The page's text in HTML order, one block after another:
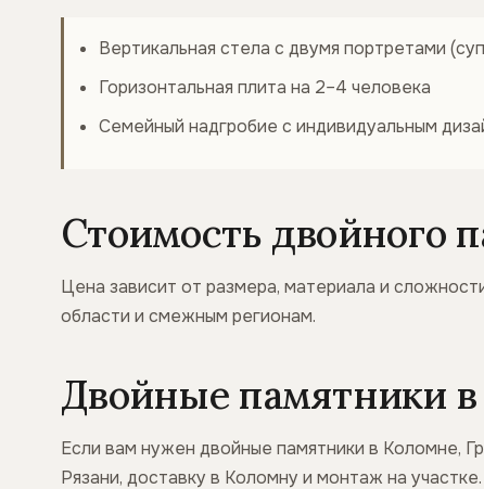
Вертикальная стела с двумя портретами
Горизонтальная плита на 2–4 человека
Семейный надгробие с индивидуальным
Стоимость двойного
Цена зависит от размера, материала и
области и смежным регионам.
Двойные памятники в
Если вам нужен двойные памятники в Коломне,
Рязани, доставку в Коломну и монтаж на